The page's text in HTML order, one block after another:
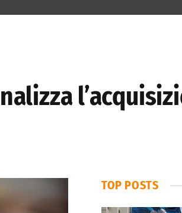
TOP POSTS